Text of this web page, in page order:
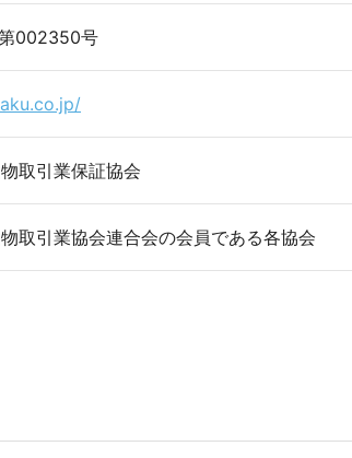
002350号
取引業保証協会
物取引業協会連合会の会員である各協会